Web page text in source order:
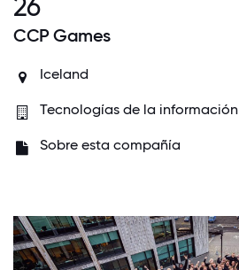
26
CCP Games
Iceland
Tecnologías de la información
Sobre esta compañía